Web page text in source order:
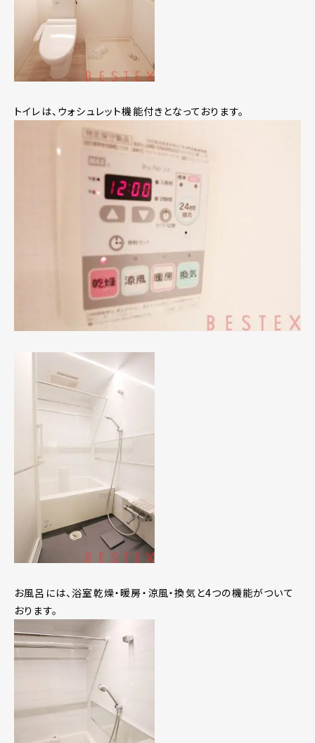
トイレは、ウォシュレット機能付きとなっております。
お風呂には、浴室乾燥・暖房・涼風・換気と4つの機能がついて
おります。